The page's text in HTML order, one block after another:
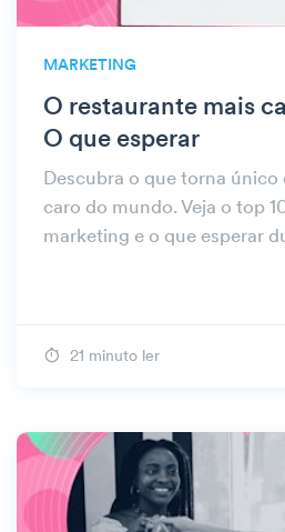
MARKETING
O restaurante mais
O que esperar
Descubra o que torna único
caro do mundo. Veja o top
marketing e o que esperar
21 minuto ler